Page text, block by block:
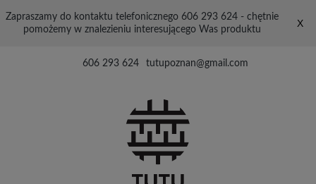
Zapraszamy do kontaktu telefonicznego 606 293 624 - chętnie
pomożemy w znalezieniu interesującego Was produktu
X
606 293 624 tutupoznan@gmail.com